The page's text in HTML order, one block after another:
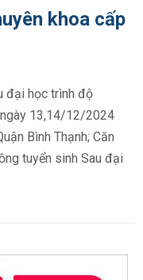
khoa cấp
đại học trình độ
13,14/12/2024
Bình Thạnh; Căn
tuyển sinh Sau đại